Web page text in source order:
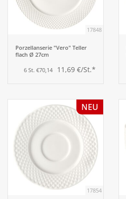
17848
Porzellanserie "Vero" Teller
flach Ø 27cm
6 St. €70,14 11,69 €/St.*
NEU
17854